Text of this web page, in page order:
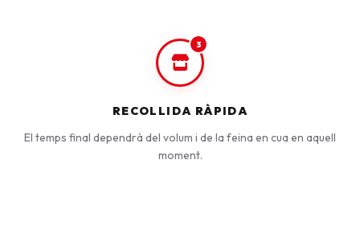
3
RECOLLIDA RÀPIDA
El temps final dependrà del volum i de la feina en cua en aquell
moment.